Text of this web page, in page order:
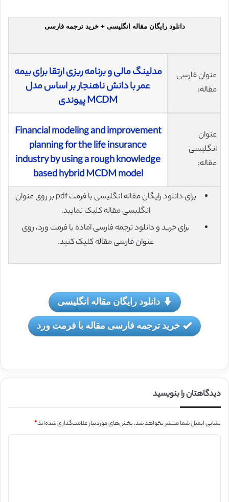
دانلود رایگان مقاله انگلیسی + خرید ترجمه فارسی
عنوان فارسی
مقاله:
مدلینگ مالی و برنامه ریزی ارتقا برای بیمه
عمر با دانش ناهنجار بر اساس مدل
MCDM پیوندی
عنوان
انگلیسی
مقاله:
Financial modeling and improvement
planning for the life insurance
industry by using a rough knowledge
based hybrid MCDM model
برای دانلود رایگان مقاله انگلیسی با فرمت pdf بر روی عنوان
انگلیسی مقاله کلیک نمایید.
برای خرید و دانلود ترجمه فارسی آماده با فرمت ورد، روی
عنوان فارسی مقاله کلیک کنید.
دانلود رایگان مقاله انگلیسی
خرید ترجمه فارسی مقاله با فرمت ورد
دیدگاهتان را بنویسید
نشانی ایمیل شما منتشر نخواهد شد.بخش‌های موردنیاز علامت‌گذاری شده‌اند*